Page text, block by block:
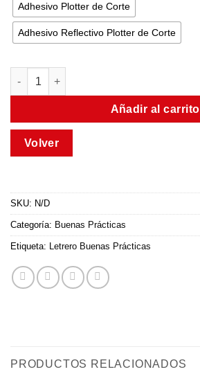
Adhesivo Plotter de Corte
Adhesivo Reflectivo Plotter de Corte
Añadir al carrito
SKU: N/D
Categoría: Buenas Prácticas
Etiqueta: Letrero Buenas Prácticas
PRODUCTOS RELACIONADOS